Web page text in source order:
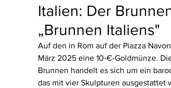
Italien: Der
„Brunnen Italiens"
Auf den in Rom auf der Piazza
März 2025 eine 10-€-Goldmünze.
Brunnen handelt es sich um ein
das mit vier Skulpturen ausgestattet